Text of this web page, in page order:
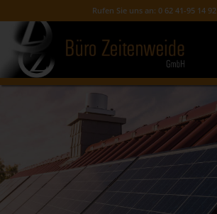
Rufen Sie uns an: 0 62 41-95 14 92